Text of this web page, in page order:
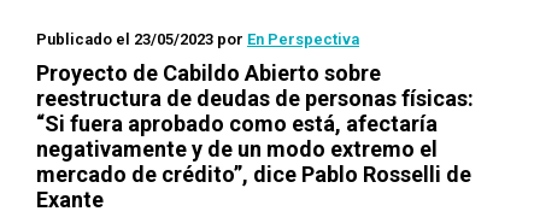
Publicado el 23/05/2023 por En Perspectiva
Proyecto de Cabildo Abierto sobre
reestructura de deudas de personas físicas:
“Si fuera aprobado como está, afectaría
negativamente y de un modo extremo el
mercado de crédito”, dice Pablo Rosselli de
Exante